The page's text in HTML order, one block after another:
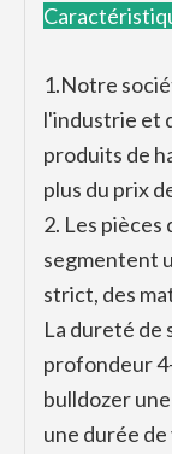
1.Notre
l'industrie et
produits de
plus du prix
2. Les
segmentent
strict, des
La dureté de
profondeur
bulldozer
une durée